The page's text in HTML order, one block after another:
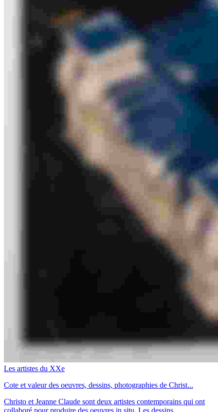
Les artistes du XXe
Cote et valeur des oeuvres, dessins, photographies de Christ...
Christo et Jeanne Claude sont deux artistes contemporains qui ont